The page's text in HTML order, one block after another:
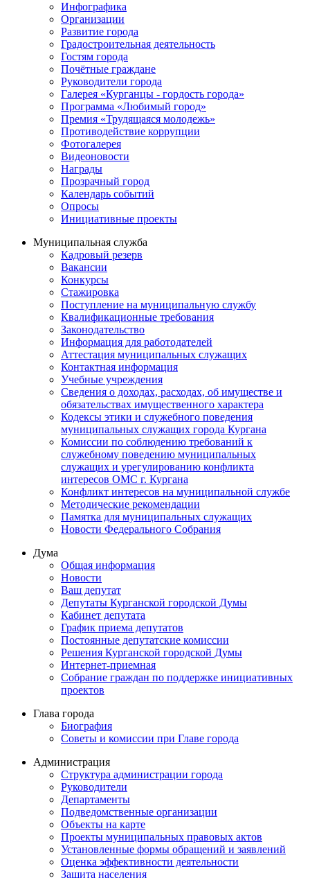
Инфографика
Организации
Развитие города
Градостроительная деятельность
Гостям города
Почётные граждане
Руководители города
Галерея «Курганцы - гордость города»
Программа «Любимый город»
Премия «Трудящаяся молодежь»
Противодействие коррупции
Фотогалерея
Видеоновости
Награды
Прозрачный город
Календарь событий
Опросы
Инициативные проекты
Муниципальная служба
Кадровый резерв
Вакансии
Конкурсы
Стажировка
Поступление на муниципальную службу
Квалификационные требования
Законодательство
Информация для работодателей
Аттестация муниципальных служащих
Контактная информация
Учебные учреждения
Сведения о доходах, расходах, об имуществе и
обязательствах имущественного характера
Кодексы этики и служебного поведения
муниципальных служащих города Кургана
Комиссии по соблюдению требований к
служебному поведению муниципальных
служащих и урегулированию конфликта
интересов ОМС г. Кургана
Конфликт интересов на муниципальной службе
Методические рекомендации
Памятка для муниципальных служащих
Новости Федерального Cобрания
Дума
Общая информация
Новости
Ваш депутат
Депутаты Курганской городской Думы
Кабинет депутата
График приема депутатов
Постоянные депутатские комиссии
Решения Курганской городской Думы
Интернет-приемная
Собрание граждан по поддержке инициативных
проектов
Глава города
Биография
Советы и комиссии при Главе города
Администрация
Структура администрации города
Руководители
Департаменты
Подведомственные организации
Объекты на карте
Проекты муниципальных правовых актов
Установленные формы обращений и заявлений
Оценка эффективности деятельности
Защита населения